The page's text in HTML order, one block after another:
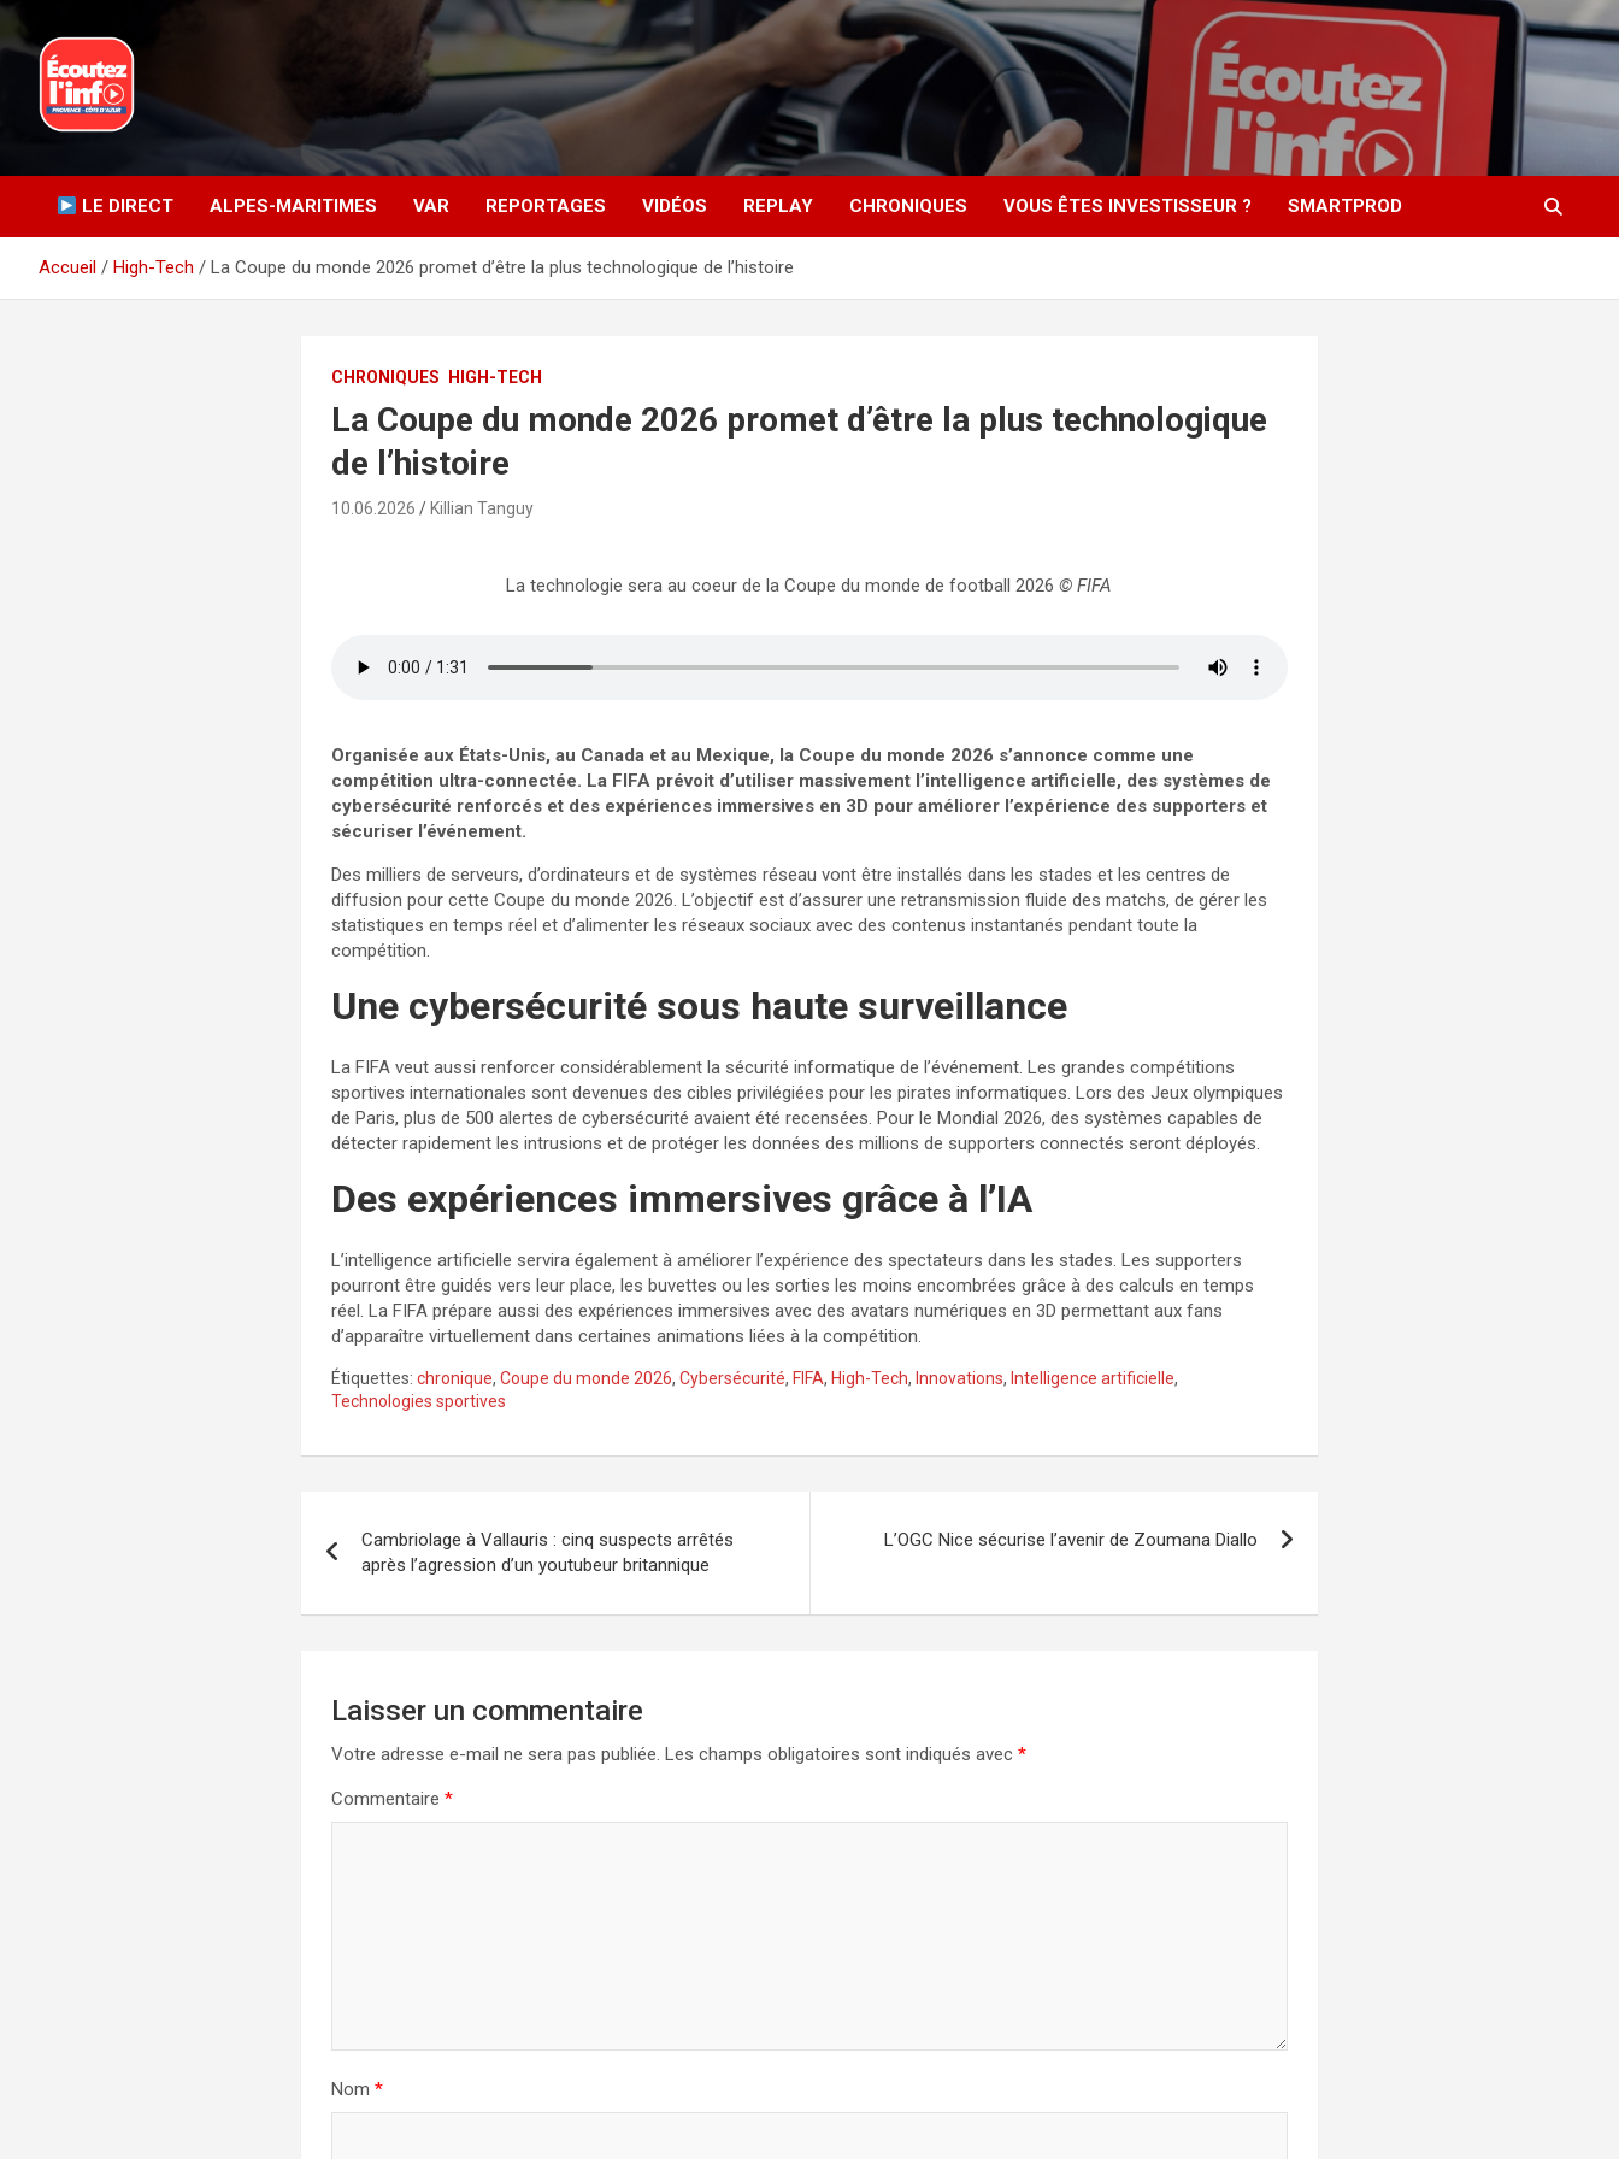
Aller
au
contenu
Ecoutez l’info
LE DIRECT ALPES-MARITIMES VAR REPORTAGES VIDÉOS REPLAY CHRONIQUES VOUS ÊTES INVESTISSEUR ? SMARTPROD
Accueil High-Tech La Coupe du monde 2026 promet d’être la plus technologique de l’histoire
CHRONIQUES HIGH-TECH
La Coupe du monde 2026 promet d’être la plus technologique
de l’histoire
10.06.2026 Killian Tanguy
La technologie sera au coeur de la Coupe du monde de football 2026© FIFA
Organisée aux États-Unis, au Canada et au Mexique, la Coupe du monde 2026 s’annonce comme une
compétition ultra-connectée. La FIFA prévoit d’utiliser massivement l’intelligence artificielle, des systèmes de
cybersécurité renforcés et des expériences immersives en 3D pour améliorer l’expérience des supporters et
sécuriser l’événement.
Des milliers de serveurs, d’ordinateurs et de systèmes réseau vont être installés dans les stades et les centres de
diffusion pour cette Coupe du monde 2026. L’objectif est d’assurer une retransmission fluide des matchs, de gérer les
statistiques en temps réel et d’alimenter les réseaux sociaux avec des contenus instantanés pendant toute la
compétition.
Une cybersécurité sous haute surveillance
La FIFA veut aussi renforcer considérablement la sécurité informatique de l’événement. Les grandes compétitions
sportives internationales sont devenues des cibles privilégiées pour les pirates informatiques. Lors des Jeux olympiques
de Paris, plus de 500 alertes de cybersécurité avaient été recensées. Pour le Mondial 2026, des systèmes capables de
détecter rapidement les intrusions et de protéger les données des millions de supporters connectés seront déployés.
Des expériences immersives grâce à l’IA
L’intelligence artificielle servira également à améliorer l’expérience des spectateurs dans les stades. Les supporters
pourront être guidés vers leur place, les buvettes ou les sorties les moins encombrées grâce à des calculs en temps
réel. La FIFA prépare aussi des expériences immersives avec des avatars numériques en 3D permettant aux fans
d’apparaître virtuellement dans certaines animations liées à la compétition.
Étiquettes: chronique,Coupe du monde 2026,Cybersécurité, FIFA, High-Tech, Innovations, Intelligence artificielle,
Technologies sportives
de
l’article
Cambriolage à Vallauris : cinq suspects arrêtés
après l’agression d’un youtubeur britannique
L’OGC Nice sécurise l’avenir de Zoumana Diallo
Laisser un commentaire
Votre adresse e-mail ne sera pas publiée. Les champs obligatoires sont indiqués avec*
Commentaire*
Nom*